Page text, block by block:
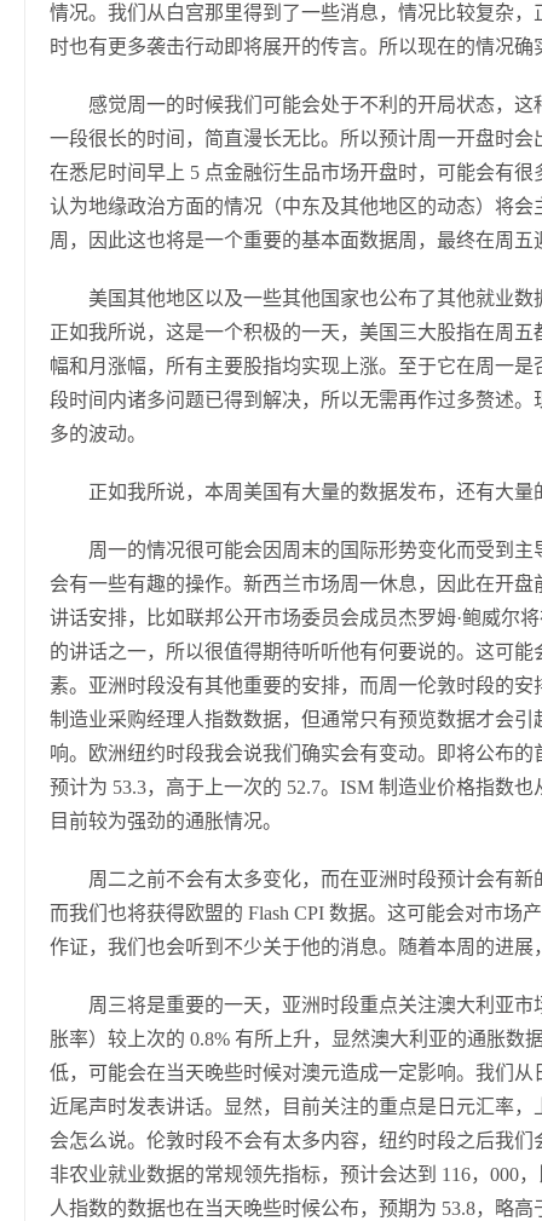
情况。我们从白宫那里得到了一些消息，情况比较复杂
时也有更多袭击行动即将展开的传言。所以现在的情况确
感觉周一的时候我们可能会处于不利的开局状态，
一段很长的时间，简直漫长无比。所以预计周一开盘时
在悉尼时间早上 5 点金融衍生品市场开盘时，可能会有
认为地缘政治方面的情况（中东及其他地区的动态）将
周，因此这也将是一个重要的基本面数据周，最终在周
美国其他地区以及一些其他国家也公布了其他就业
正如我所说，这是一个积极的一天，美国三大股指在周
幅和月涨幅，所有主要股指均实现上涨。至于它在周一
段时间内诸多问题已得到解决，所以无需再作过多赘述
多的波动。
正如我所说，本周美国有大量的数据发布，还有大
周一的情况很可能会因周末的国际形势变化而受到
会有一些有趣的操作。新西兰市场周一休息，因此在开
讲话安排，比如联邦公开市场委员会成员杰罗姆·鲍威尔
的讲话之一，所以很值得期待听听他有何要说的。这可
素。亚洲时段没有其他重要的安排，而周一伦敦时段的
制造业采购经理人指数数据，但通常只有预览数据才会
响。欧洲纽约时段我会说我们确实会有变动。即将公布
预计为 53.3，高于上一次的 52.7。ISM 制造业价格指数
目前较为强劲的通胀情况。
周二之前不会有太多变化，而在亚洲时段预计会有
而我们也将获得欧盟的 Flash CPI 数据。这可能会对市场
作证，我们也会听到不少关于他的消息。随着本周的进
周三将是重要的一天，亚洲时段重点关注澳大利亚
胀率）较上次的 0.8% 有所上升，显然澳大利亚的通胀数
低，可能会在当天晚些时候对澳元造成一定影响。我们
近尾声时发表讲话。显然，目前关注的重点是日元汇率
会怎么说。伦敦时段不会有太多内容，纽约时段之后我
非农业就业数据的常规领先指标，预计会达到 116，000
人指数的数据也在当天晚些时候公布，预期为 53.8，略